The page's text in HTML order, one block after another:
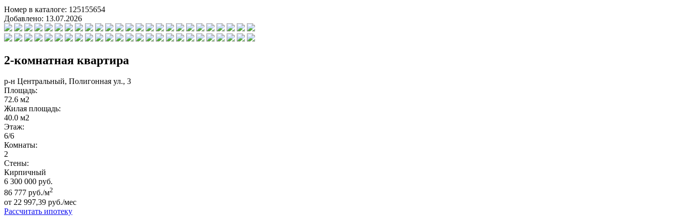
Номер в каталоге: 125155654
Добавлено: 13.07.2026
2-комнатная квартира
р-н Центральный, Полигонная ул., 3
Площадь:
72.6 м2
Жилая площадь:
40.0 м2
Этаж:
6/6
Комнаты:
2
Стены:
Кирпичный
6 300 000 руб.
86 777 руб./м2
от 22 997,39 руб./мес
Рассчитать ипотеку